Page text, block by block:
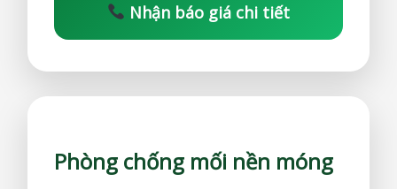
Nhận báo giá chi tiết
Phòng chống mối nền móng